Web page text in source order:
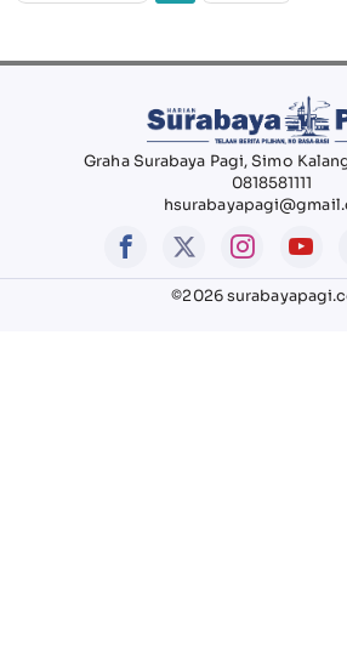
Graha Surabaya Pagi, Simo
0818581111
©2026